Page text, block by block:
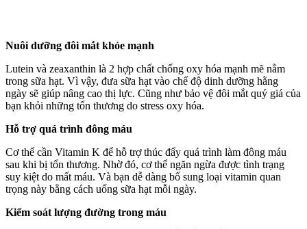
Nuôi dưỡng đôi mắt khỏe mạnh
Lutein và zeaxanthin là 2 hợp chất chống oxy hóa mạnh mẽ nằm
trong sữa hạt. Vì vậy, đưa sữa hạt vào chế độ dinh dưỡng hằng
ngày sẽ giúp nâng cao thị lực. Cũng như bảo vệ đôi mắt quý giá của
bạn khỏi những tổn thương do stress oxy hóa.
Hỗ trợ quá trình đông máu
Cơ thể cần Vitamin K để hỗ trợ thúc đẩy quá trình làm đông máu
sau khi bị tổn thương. Nhờ đó, cơ thể ngăn ngừa được tình trạng
suy kiệt do mất máu. Và bạn dễ dàng bổ sung loại vitamin quan
trọng này bằng cách uống sữa hạt mỗi ngày.
Kiểm soát lượng đường trong máu